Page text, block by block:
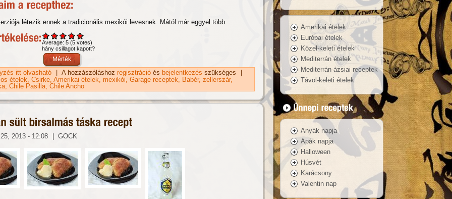
létezik ennek a tradicionális mexikói levesnek. Mától már eggyel több...
Average: 5 (5 votes)
hány csillagot kapott?
itt olvasható Tortilla leves recept tartalommal kapcsolatosan
A hozzászóláshoz regisztráció és bejelentkezés szükséges
ételek Csirke Amerikai ételek mexikói Garage receptek Babér zellerszár
Chile Pasilla Chile Ancho
2013 - 12:08 GOCK
Amerikai ételek
Európai ételek
Közel-keleti ételek
Mediterrán ételek
Mediterrán-ázsiai receptek
Távol-keleti ételek
Anyák napja
Apák napja
Halloween
Húsvét
Karácsony
Valentin nap